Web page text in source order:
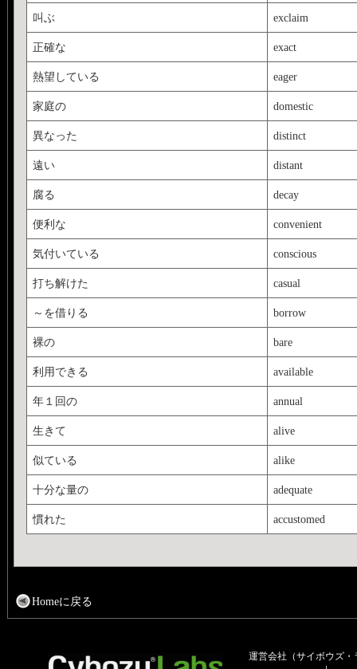
叫ぶ exclaim
正確な exact
熱望している eager
家庭の domestic
異なった distinct
遠い distant
腐る decay
便利な convenient
気付いている conscious
打ち解けた casual
～を借りる borrow
裸の bare
利用できる available
年１回の annual
生きて alive
似ている alike
十分な量の adequate
慣れた accustomed
Homeに戻る
運営会社（サイボウズ・